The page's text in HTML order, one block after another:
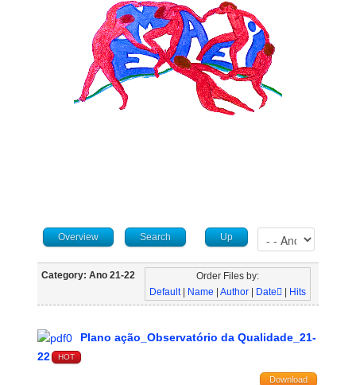
Overview Search Up
Category: Ano 21-22
Order Files by:
Default| Name |Author | Date | Hits
Plano ação_Observatório da Qualidade_21-
22
HOT
Download